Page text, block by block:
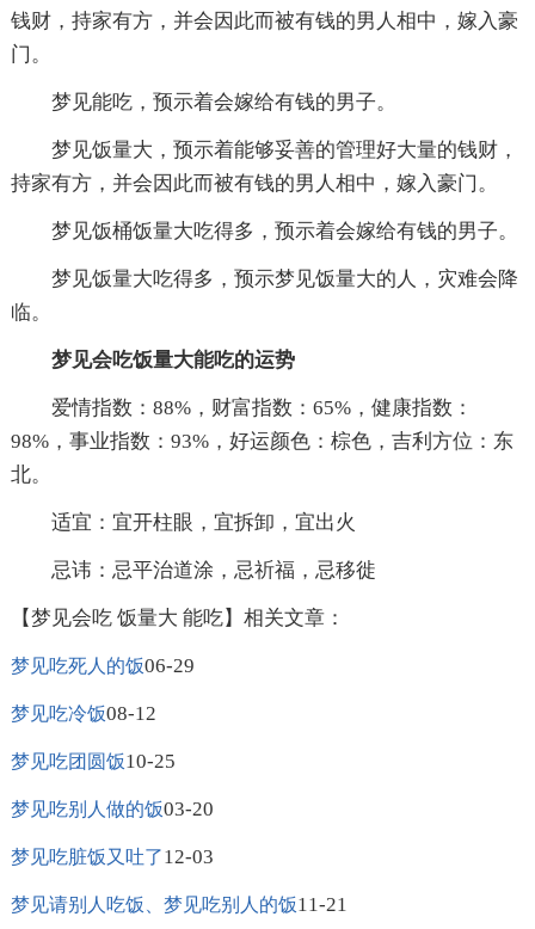
钱财，持家有方，并会因此而被有钱的男人相中，嫁入豪
门。
梦见能吃，预示着会嫁给有钱的男子。
梦见饭量大，预示着能够妥善的管理好大量的钱财，
持家有方，并会因此而被有钱的男人相中，嫁入豪门。
梦见饭桶饭量大吃得多，预示着会嫁给有钱的男子。
梦见饭量大吃得多，预示梦见饭量大的人，灾难会降
临。
梦见会吃饭量大能吃的运势
爱情指数：88%，财富指数：65%，健康指数：
98%，事业指数：93%，好运颜色：棕色，吉利方位：东
北。
适宜：宜开柱眼，宜拆卸，宜出火
忌讳：忌平治道涂，忌祈福，忌移徙
【梦见会吃 饭量大 能吃】相关文章：
梦见吃死人的饭06-29
梦见吃冷饭08-12
梦见吃团圆饭10-25
梦见吃别人做的饭03-20
梦见吃脏饭又吐了12-03
梦见请别人吃饭、梦见吃别人的饭11-21